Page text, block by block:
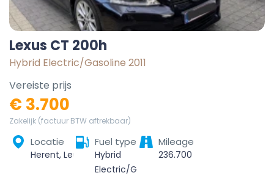
Lexus CT 200h
Hybrid Electric/Gasoline 2011
Vereiste prijs
€ 3.700
Zakelijk (factuur BTW aftrekbaar)
Locatie Fuel type
Hybrid
Electric/Gasoline
Mileage
236.700